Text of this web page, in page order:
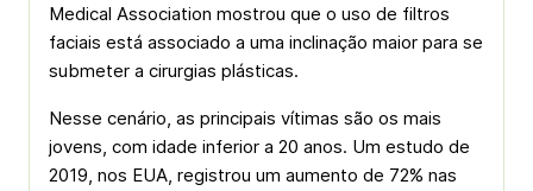
Medical Association mostrou que o uso de filtros
faciais está associado a uma inclinação maior para se
submeter a cirurgias plásticas.
Nesse cenário, as principais vítimas são os mais
jovens, com idade inferior a 20 anos. Um estudo de
2019, nos EUA, registrou um aumento de 72% nas